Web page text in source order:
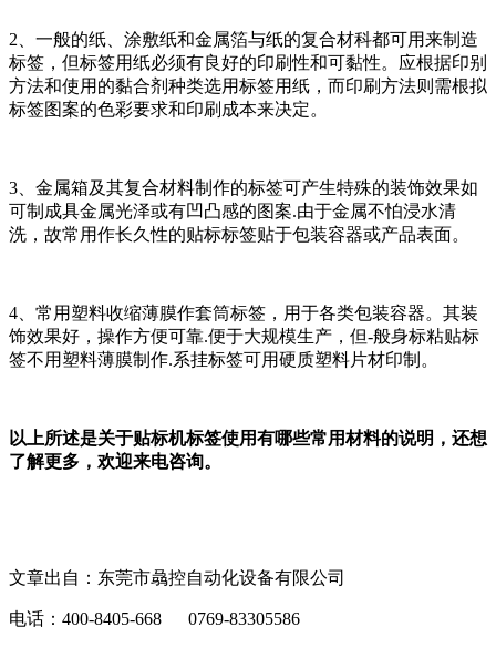
2、一般的纸、涂敷纸和金属箔与纸的复合材科都可用来制造
标签，但标签用纸必须有良好的印刷性和可黏性。应根据印别
方法和使用的黏合剂种类选用标签用纸，而印刷方法则需根拟
标签图案的色彩要求和印刷成本来决定。
3、金属箱及其复合材料制作的标签可产生特殊的装饰效果如
可制成具金属光泽或有凹凸感的图案.由于金属不怕浸水清
洗，故常用作长久性的贴标标签贴于包装容器或产品表面。
4、常用塑料收缩薄膜作套筒标签，用于各类包装容器。其装
饰效果好，操作方便可靠.便于大规模生产，但-般身标粘贴标
签不用塑料薄膜制作.系挂标签可用硬质塑料片材印制。
以上所述是关于贴标机标签使用有哪些常用材料的说明，还想
了解更多，欢迎来电咨询。
文章出自：东莞市骉控自动化设备有限公司
电话：400-8405-668 0769-83305586